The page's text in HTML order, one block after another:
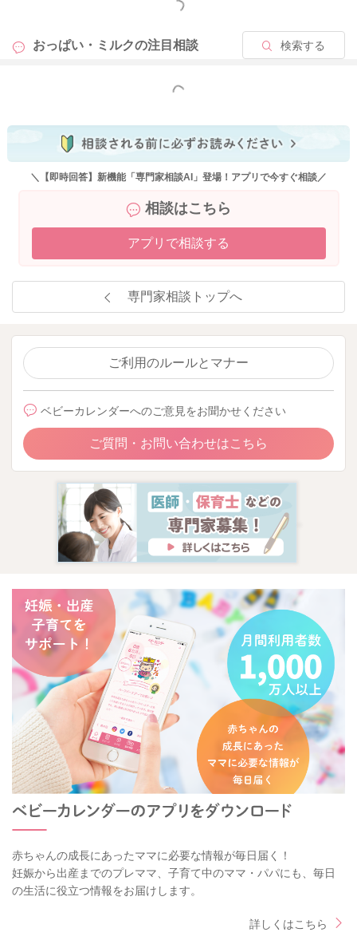
もっと見る
おっぱい・ミルクの注目相談 検索する
もっと見る
＼【即時回答】新機能「専門家相談AI」登場！アプリで今すぐ相談／
相談はこちら
アプリで相談する
専門家相談トップへ
ご利用のルールとマナー
ベビーカレンダーへのご意見をお聞かせください
ご質問・お問い合わせはこちら
赤ちゃんの成長にあったママに必要な情報が毎日届く！
妊娠から出産までのプレママ、子育て中のママ・パパにも、毎日
の生活に役立つ情報をお届けします。
詳しくはこちら